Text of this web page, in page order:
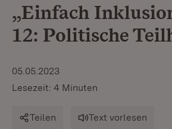
„Einfach
12: Politische
05.05.2023
Lesezeit: 4 Minuten
Teilen Text vorlesen